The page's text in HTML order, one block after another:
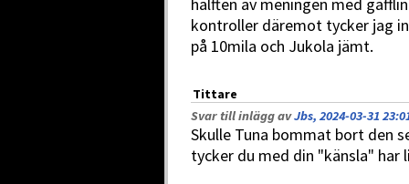
kontroller däremot tycker jag
på 10mila och Jukola jämt.
Tittare
Svar till inlägg avJbs, 2024-03-31
Skulle Tuna bommat bort den
tycker du med din "känsla"